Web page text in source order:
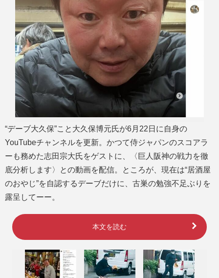
u
t
e
“デーブ大久保”こと大久保博元氏が6月22日に自身の
YouTubeチャンネルを更新。かつて侍ジャパンのスコアラ
ーも務めた志田宗大氏をゲストに、〈巨人阪神の戦力を徹
底分析します〉との動画を配信。ところが、現在は“居酒屋
のおやじ”を自認するデーブだけに、古巣の勉強不足ぶりを
露呈してーー。
本文を読む